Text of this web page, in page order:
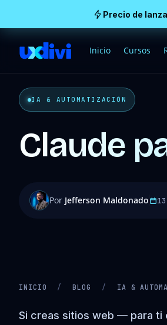
Precio de
Inicio Cursos
IA & AUTOMATIZACIÓN
Claude
Por Jefferson Maldonado
CARGANDO VIDEO…
INICIO / BLOG / IA &
Si creas sitios web — para ti